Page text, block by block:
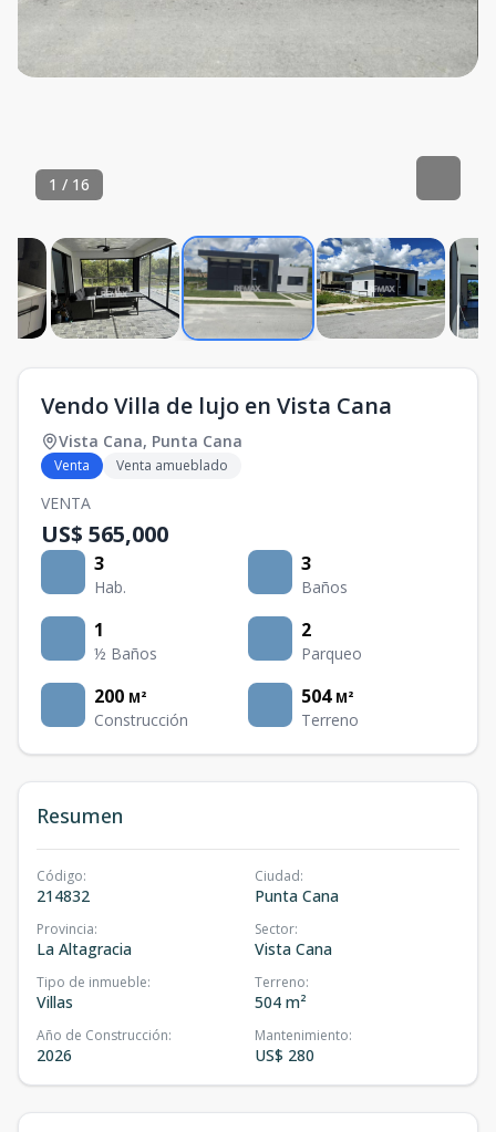
1 / 16
Vendo Villa de lujo en Vista Cana
Vista Cana, Punta Cana
Venta Venta amueblado
VENTA
US$ 565,000
3
Hab.
3
Baños
1
½ Baños
2
Parqueo
200 M²
Construcción
504 M²
Terreno
Resumen
Código:
214832
Ciudad:
Punta Cana
Provincia:
La Altagracia
Sector:
Vista Cana
Tipo de inmueble:
Villas
Terreno:
504 m²
Año de Construcción:
2026
Mantenimiento:
US$ 280